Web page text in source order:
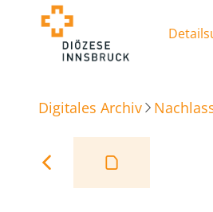
Digitales Archiv